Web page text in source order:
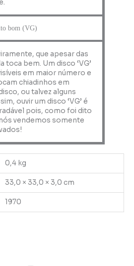
bom (VG)
que apesar das
toca bem. Um disco ‘VG’
em maior número e
chiadinhos em
ou talvez alguns
ouvir um disco ‘VG’ é
pois, como foi dito
vendemos somente
0,4 kg
33,0 × 33,0 × 3,0 cm
1970